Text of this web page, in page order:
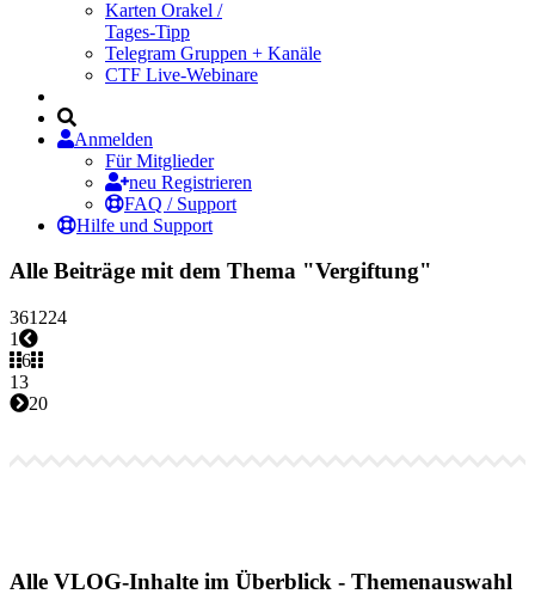
Karten Orakel /
Tages-Tipp
Telegram Gruppen + Kanäle
CTF Live-Webinare
Anmelden
Für Mitglieder
neu Registrieren
FAQ / Support
Hilfe und Support
Alle Beiträge mit dem Thema "Vergiftung"
361224
1
6
13
20
Alle VLOG-Inhalte im Überblick - Themenauswahl